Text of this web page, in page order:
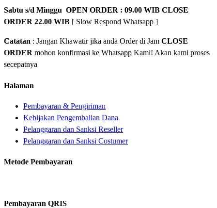
Sabtu s/d Minggu OPEN ORDER : 09.00 WIB CLOSE
ORDER 22.00 WIB [ Slow Respond Whatsapp ]
Catatan : Jangan Khawatir jika anda Order di Jam CLOSE
ORDER mohon konfirmasi ke Whatsapp Kami! Akan kami proses
secepatnya
Halaman
Pembayaran & Pengiriman
Kebijakan Pengembalian Dana
Pelanggaran dan Sanksi Reseller
Pelanggaran dan Sanksi Costumer
Metode Pembayaran
Pembayaran QRIS